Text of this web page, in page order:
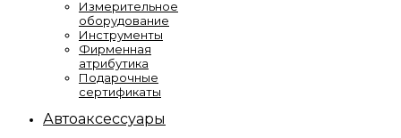
Измерительное
оборудование
Инструменты
Фирменная
атрибутика
Подарочные
сертификаты
Автоаксессуары